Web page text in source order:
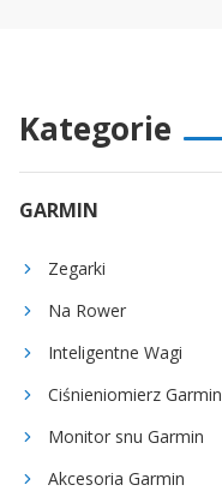
Kategorie
GARMIN
Zegarki
Na Rower
Inteligentne Wagi
Ciśnieniomierz Garmin
Monitor snu Garmin
Akcesoria Garmin